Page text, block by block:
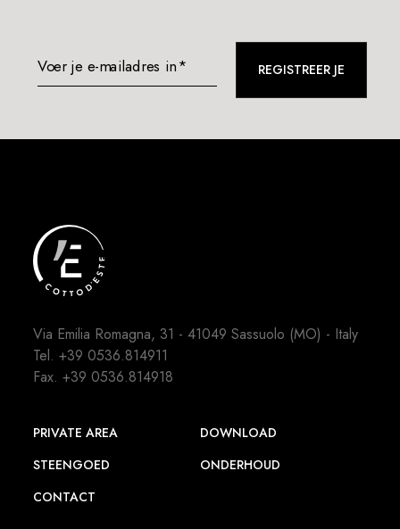
Voer je e-mailadres in* REGISTREER JE
Via Emilia Romagna, 31 - 41049 Sassuolo (MO) - Italy
Tel.+39 0536.814911
Fax. +39 0536.814918
PRIVATE AREA
DOWNLOAD
STEENGOED
ONDERHOUD
CONTACT